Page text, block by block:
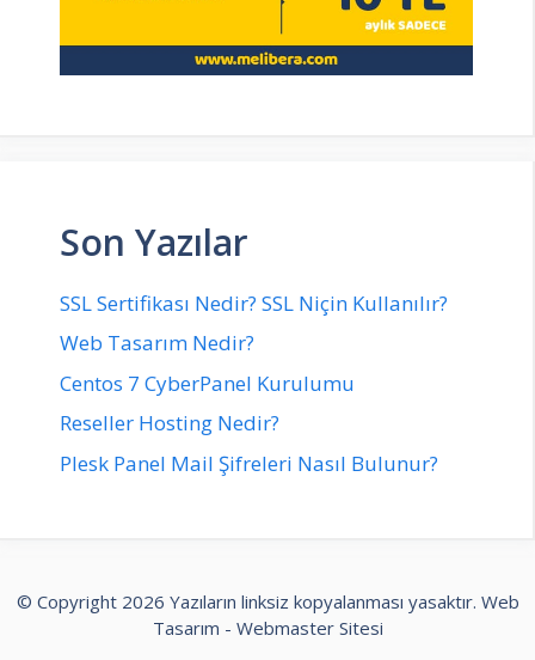
Son Yazılar
SSL Sertifikası Nedir? SSL Niçin Kullanılır?
Web Tasarım Nedir?
Centos 7 CyberPanel Kurulumu
Reseller Hosting Nedir?
Plesk Panel Mail Şifreleri Nasıl Bulunur?
© Copyright 2026 Yazıların linksiz kopyalanması yasaktır. Web
Tasarım - Webmaster Sitesi